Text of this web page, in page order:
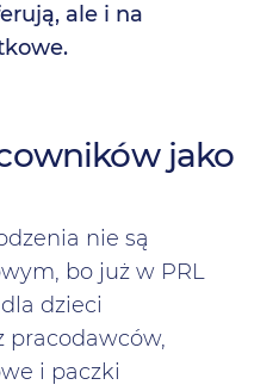
ale i na
jako
nie są
bo już w PRL
dzieci
pracodawców,
i paczki